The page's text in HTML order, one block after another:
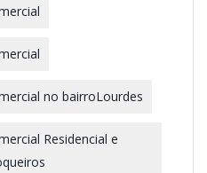
no bairroLourdes
Residencial e